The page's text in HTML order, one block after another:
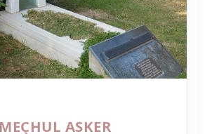
MEÇHUL ASKER